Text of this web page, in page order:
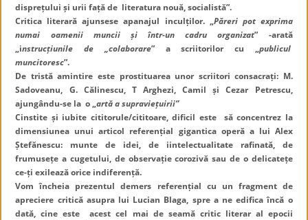
disprețului și urii față de literatura nouă, socialistă”.
Critica literară ajunsese apanajul inculților. „Păreri pot exprima
numai oamenii muncii și într-un cadru organizat” -arată
„instrucțiunile de „colaborare” a scriitorilor cu „publicul
muncitoresc”.
De tristă amintire este prostituarea unor scriitori consacrați: M.
Sadoveanu, G. Călinescu, T Arghezi, Camil și Cezar Petrescu,
ajungându-se la o „artă a supraviețuirii”
Cinstite și iubite cititorule/cititoare, dificil este să concentrez la
dimensiunea unui articol referențial gigantica operă a lui Alex
Ștefănescu: munte de idei, de iintelectualitate rafinată, de
frumusețe a cugetului, de observație corozivă sau de o delicatețe
ce-ți exilează orice indiferență.
Vom încheia prezentul demers referențial cu un fragment de
apreciere critică asupra lui Lucian Blaga, spre a ne edifica încă o
dată, cine este acest cel mai de seamă critic literar al epocii